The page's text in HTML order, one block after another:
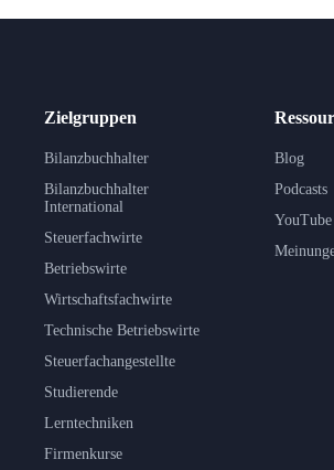
Zielgruppen
Bilanzbuchhalter
Bilanzbuchhalter
International
Steuerfachwirte
Betriebswirte
Wirtschaftsfachwirte
Technische Betriebswirte
Steuerfachangestellte
Studierende
Lerntechniken
Firmenkurse
Blog
Podcasts
YouTube